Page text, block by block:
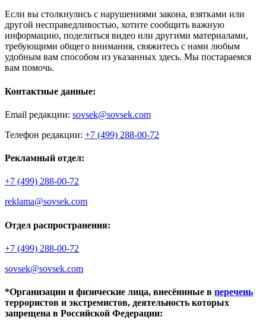
Если вы столкнулись с нарушениями закона, взятками или
другой несправедливостью, хотите сообщить важную
информацию, поделиться видео или другими материалами,
требующими общего внимания, свяжитесь с нами любым
удобным вам способом из указанных здесь. Мы постараемся
вам помочь.
Контактные данные:
Email редакции: sovsek@sovsek.com
Телефон редакции: +7 (499) 288-00-72
Рекламный отдел:
+7 (499) 288-00-72
reklama@sovsek.com
Отдел распространения:
+7 (499) 288-00-72
sovsek@sovsek.com
*Организации и физические лица, внесённные в перечень
террористов и экстремистов, деятельность которых
запрещена в Российской Федерации: